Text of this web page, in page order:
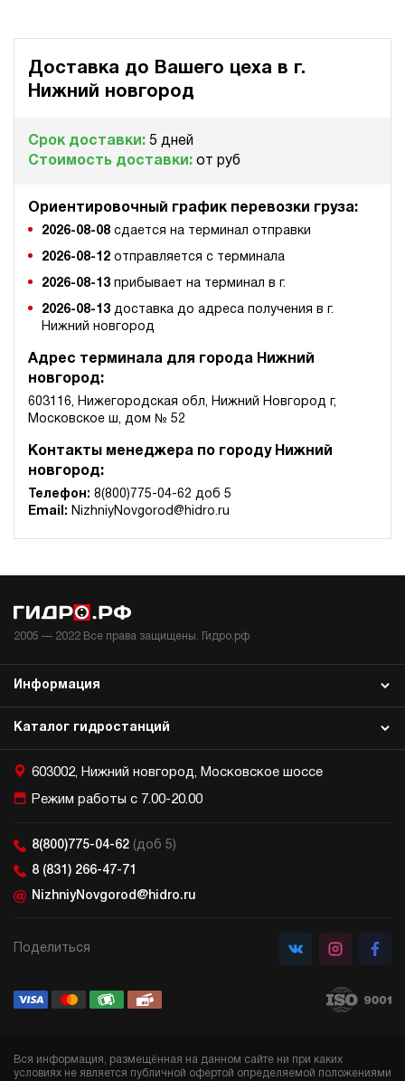
Доставка до Вашего цеха в г.
Нижний новгород
Срок доставки: 5 дней
Стоимость доставки: от руб
Ориентировочный график перевозки груза:
2026-08-08 сдается на терминал отправки
2026-08-12 отправляется с терминала
2026-08-13 прибывает на терминал в г.
2026-08-13 доставка до адреса получения в г.
Нижний новгород
Адрес терминала для города Нижний
новгород:
603116, Нижегородская обл, Нижний Новгород г,
Московское ш, дом № 52
Контакты менеджера по городу Нижний
новгород:
Телефон: 8(800)775-04-62 доб 5
Email: NizhniyNovgorod@hidro.ru
2005 — 2022 Все права защищены. Гидро.рф
Каталог гидростанций
Информация
603002, Нижний новгород, Московское шоссе
Режим работы с 7.00-20.00
8(800)775-04-62 (доб 5)
8 (831) 266-47-71
NizhniyNovgorod@hidro.ru
Поделиться
Вся информация, размещённая на данном сайте ни при каких
условиях не является публичной офертой определяемой положениями